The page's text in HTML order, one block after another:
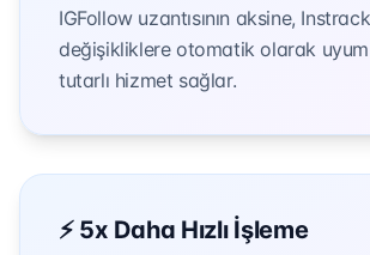
IGFollow uzantısının aksine,
değişikliklere otomatik olarak
tutarlı hizmet sağlar.
⚡ 5x Daha Hızlı İşleme